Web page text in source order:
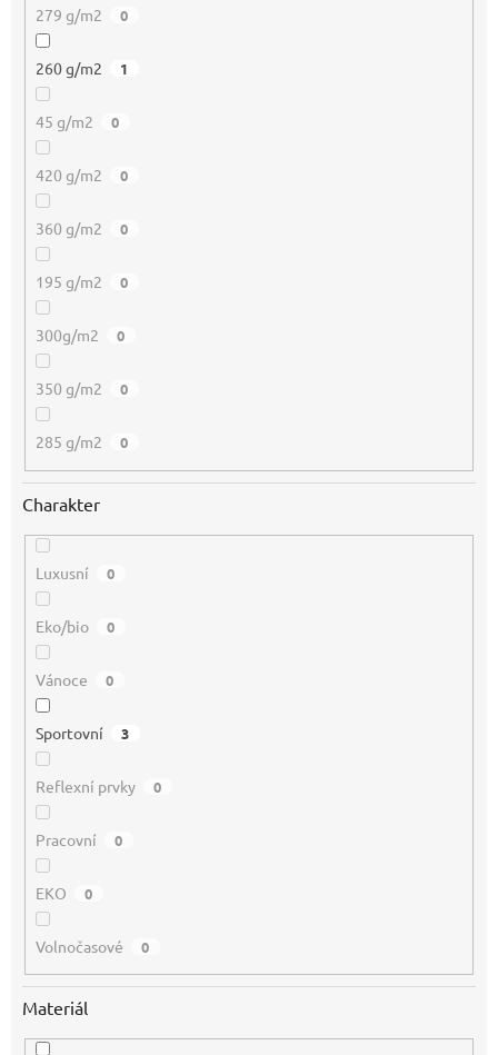
279 g/m2 0
260 g/m2 1
45 g/m2 0
420 g/m2 0
360 g/m2 0
195 g/m2 0
300g/m2 0
350 g/m2 0
285 g/m2 0
Charakter
Luxusní 0
Eko/bio 0
Vánoce 0
Sportovní 3
Reflexní prvky 0
Pracovní 0
EKO 0
Volnočasové 0
Materiál